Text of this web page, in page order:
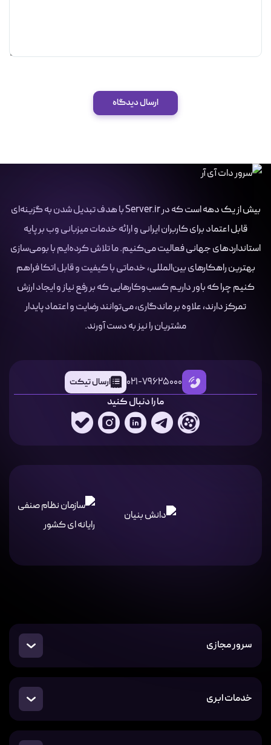
ارسال دیدگاه
بیش از یک دهه است که در Server.ir با هدف تبدیل شدن به گزینه‌ای
قابل اعتماد برای کاربران ایرانی و ارائه خدمات میزبانی وب بر پایه
استانداردهای جهانی فعالیت می‌کنیم. ما تلاش کرده‌ایم با بومی‌سازی
بهترین راهکارهای بین‌المللی، خدماتی با کیفیت و قابل اتکا فراهم
کنیم چرا که باور داریم کسب‌وکارهایی که بر رفع نیاز و ایجاد ارزش
تمرکز دارند، علاوه بر ماندگاری، می‌توانند رضایت و اعتماد پایدار
مشتریان را نیز به دست آورند.
021-79625000 ارسال تیکت
ما را دنبال کنید
سرور مجازی
خدمات ابری